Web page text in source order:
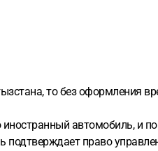
то без оформления
автомобиль, и
право